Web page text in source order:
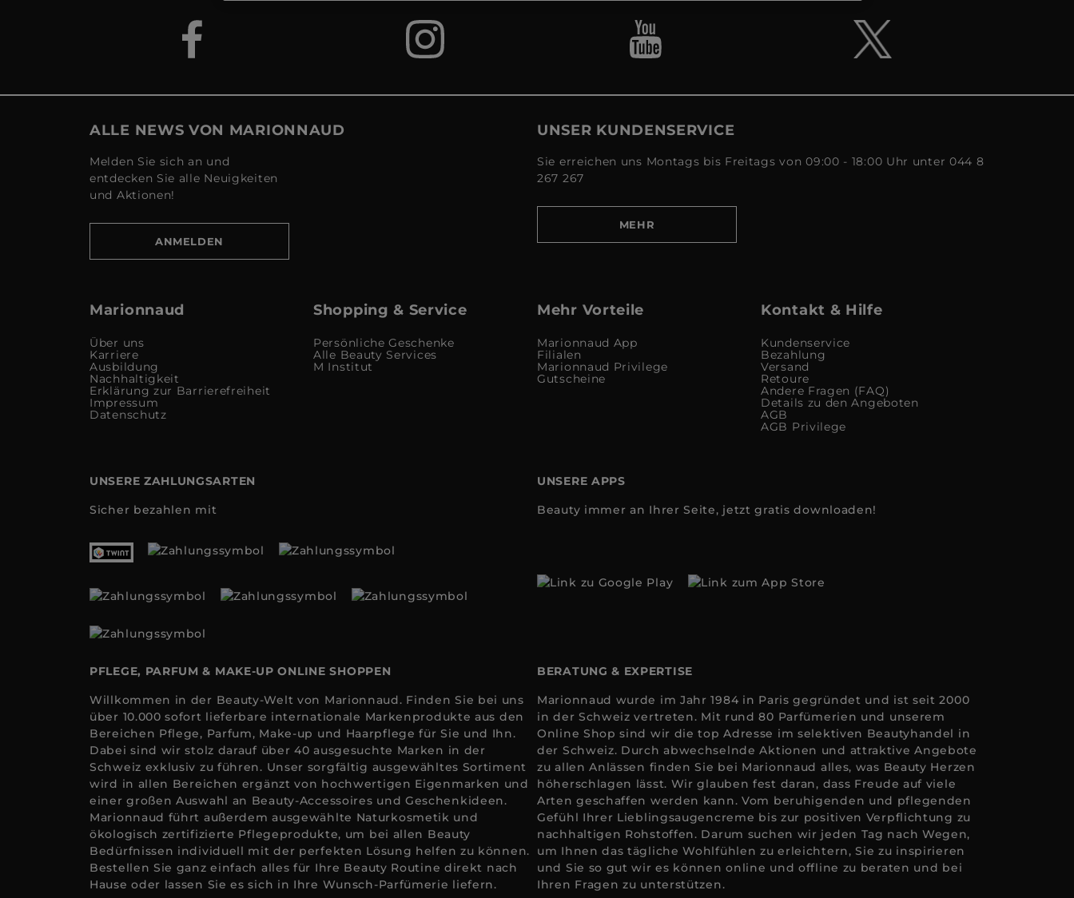
ALLE NEWS VON MARIONNAUD
Melden Sie sich an und
entdecken Sie alle Neuigkeiten
und Aktionen!
ANMELDEN
UNSER KUNDENSERVICE
Sie erreichen uns Montags bis Freitags von 09:00 - 18:00 Uhr unter 044 8
267 267
MEHR
Marionnaud
Über uns
Karriere
Ausbildung
Nachhaltigkeit
Erklärung zur Barrierefreiheit
Impressum
Datenschutz
Shopping & Service
Persönliche Geschenke
Alle Beauty Services
M Institut
Mehr Vorteile
Marionnaud App
Filialen
Marionnaud Privilege
Gutscheine
Kontakt & Hilfe
Kundenservice
Bezahlung
Versand
Retoure
Andere Fragen (FAQ)
Details zu den Angeboten
AGB
AGB Privilege
UNSERE ZAHLUNGSARTEN
Sicher bezahlen mit
UNSERE APPS
Beauty immer an Ihrer Seite, jetzt gratis downloaden!
PFLEGE, PARFUM & MAKE-UP ONLINE SHOPPEN
Willkommen in der Beauty-Welt von Marionnaud. Finden Sie bei uns
über 10.000 sofort lieferbare internationale Markenprodukte aus den
Bereichen Pflege, Parfum, Make-up und Haarpflege für Sie und Ihn.
Dabei sind wir stolz darauf über 40 ausgesuchte Marken in der
Schweiz exklusiv zu führen. Unser sorgfältig ausgewähltes Sortiment
wird in allen Bereichen ergänzt von hochwertigen Eigenmarken und
einer großen Auswahl an Beauty-Accessoires und Geschenkideen.
Marionnaud führt außerdem ausgewählte Naturkosmetik und
ökologisch zertifizierte Pflegeprodukte, um bei allen Beauty
Bedürfnissen individuell mit der perfekten Lösung helfen zu können.
Bestellen Sie ganz einfach alles für Ihre Beauty Routine direkt nach
Hause oder lassen Sie es sich in Ihre Wunsch-Parfümerie liefern.
BERATUNG & EXPERTISE
Marionnaud wurde im Jahr 1984 in Paris gegründet und ist seit 2000
in der Schweiz vertreten. Mit rund 80 Parfümerien und unserem
Online Shop sind wir die top Adresse im selektiven Beautyhandel in
der Schweiz. Durch abwechselnde Aktionen und attraktive Angebote
zu allen Anlässen finden Sie bei Marionnaud alles, was Beauty Herzen
höherschlagen lässt. Wir glauben fest daran, dass Freude auf viele
Arten geschaffen werden kann. Vom beruhigenden und pflegenden
Gefühl Ihrer Lieblingsaugencreme bis zur positiven Verpflichtung zu
nachhaltigen Rohstoffen. Darum suchen wir jeden Tag nach Wegen,
um Ihnen das tägliche Wohlfühlen zu erleichtern, Sie zu inspirieren
und Sie so gut wir es können online und offline zu beraten und bei
Ihren Fragen zu unterstützen.